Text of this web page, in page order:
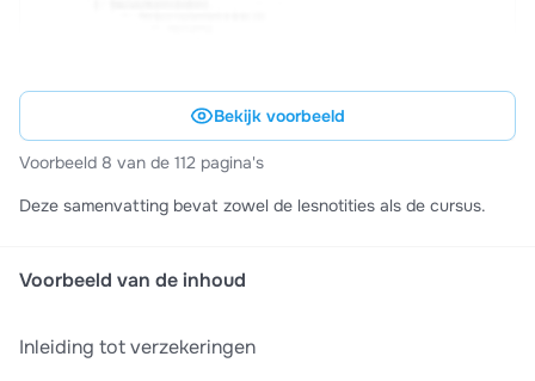
Bekijk voorbeeld
Voorbeeld 8 van de 112 pagina's
Deze samenvatting bevat zowel de lesnotities als de cursus.
Voorbeeld van de inhoud
Inleiding tot verzekeringen